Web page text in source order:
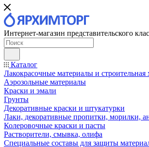
Интернет-магазин представительского
Каталог
Лакокрасочные материалы и строительная
Аэрозольные материалы
Краски и эмали
Грунты
Декоративные краски и штукатурки
Лаки, декоративные пропитки, морилки,
Колеровочные краски и пасты
Растворители, смывка, олифа
Специальные составы для защиты